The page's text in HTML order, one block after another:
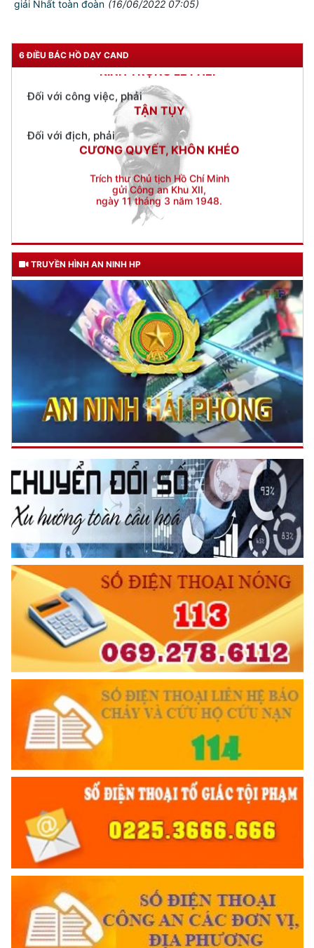
giải Nhất toàn đoàn (16/06/2022 07:05)
6 ĐIỀU BÁC HỒ DẠY CAND
Đối với nhân dân, phải
Đối với công việc, phải
CƯƠNG QUYẾT, KHÔN KHÉO
Trích thư Chủ tịch Hồ Chí Minh
gửi Công an Khu XII,
ngày 11 tháng 3 năm 1948.
TRUYỀN HÌNH AN NINH HP